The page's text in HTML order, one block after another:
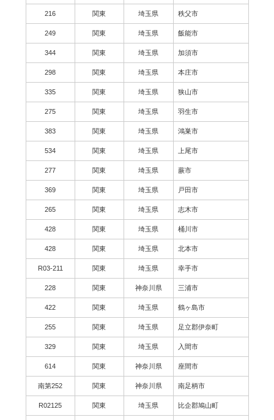
216 関東 埼玉県 秩父市
249 関東 埼玉県 飯能市
344 関東 埼玉県 加須市
298 関東 埼玉県 本庄市
335 関東 埼玉県 狭山市
275 関東 埼玉県 羽生市
383 関東 埼玉県 鴻巣市
534 関東 埼玉県 上尾市
277 関東 埼玉県 蕨市
369 関東 埼玉県 戸田市
265 関東 埼玉県 志木市
428 関東 埼玉県 桶川市
428 関東 埼玉県 北本市
R03-211 関東 埼玉県 幸手市
228 関東 神奈川県 三浦市
422 関東 埼玉県 鶴ヶ島市
255 関東 埼玉県 足立郡伊奈町
329 関東 埼玉県 入間市
614 関東 神奈川県 座間市
南第252 関東 神奈川県 南足柄市
R02125 関東 埼玉県 比企郡鳩山町